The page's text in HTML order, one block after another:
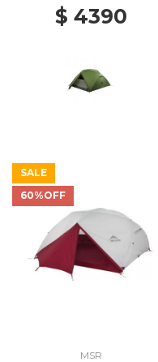
$ 4390
SALE
60%OFF
MSR